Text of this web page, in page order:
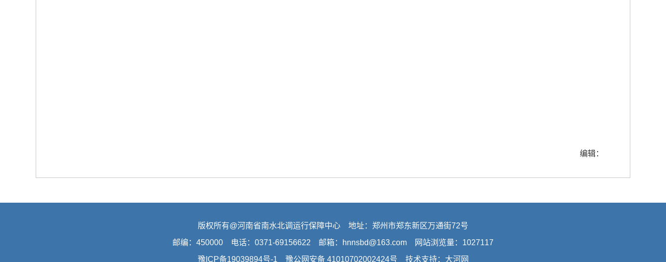
编辑：
版权所有@河南省南水北调运行保障中心 地址：郑州市郑东新区万通街72号
邮编：450000 电话：0371-69156622 邮箱：hnnsbd@163.com 网站浏览量： 1027117
豫ICP备19039894号-1 豫公网安备 41010702002424号 技术支持： 大河网